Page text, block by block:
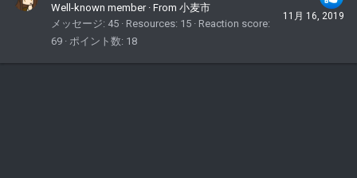
11月 16, 2019
Well-known member · From 小麦市
メッセージ 45 Resources 15
Reaction score
69
ポイント数 18